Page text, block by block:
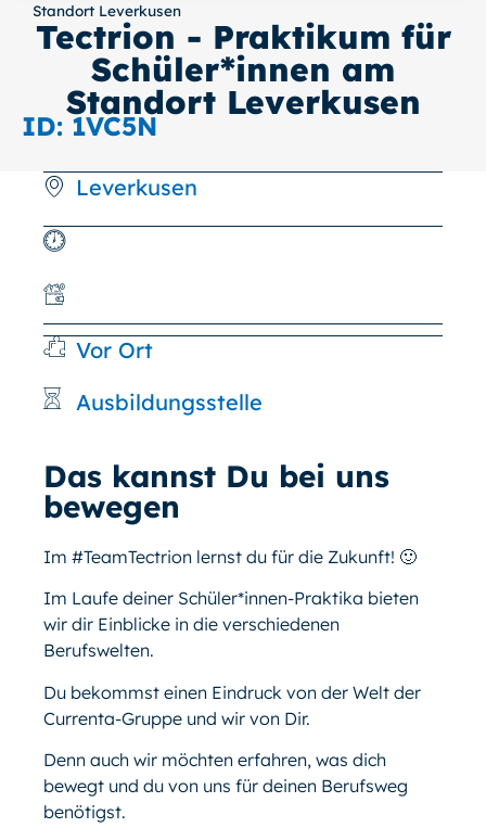
Standort Leverkusen
Tectrion - Praktikum für
Schüler*innen am
Standort Leverkusen
ID: 1VC5N
Leverkusen
Vor Ort
Ausbildungsstelle
Das kannst Du bei uns
bewegen
Im #TeamTectrion lernst du für die Zukunft! 🙂
Im Laufe deiner Schüler*innen-Praktika bieten
wir dir Einblicke in die verschiedenen
Berufswelten.
Du bekommst einen Eindruck von der Welt der
Currenta-Gruppe und wir von Dir.
Denn auch wir möchten erfahren, was dich
bewegt und du von uns für deinen Berufsweg
benötigst.